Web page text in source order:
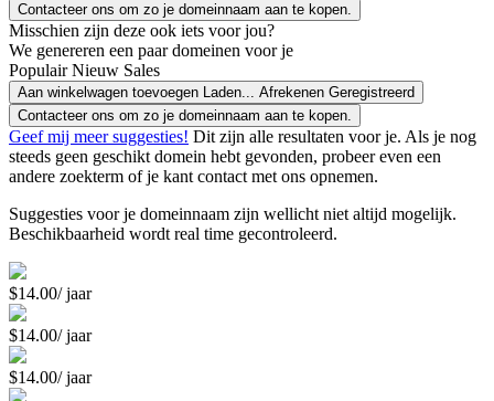
Contacteer ons om zo je domeinnaam aan te kopen.
Misschien zijn deze ook iets voor jou?
We genereren een paar domeinen voor je
Populair Nieuw Sales
Aan winkelwagen toevoegen Laden... Afrekenen Geregistreerd
Contacteer ons om zo je domeinnaam aan te kopen.
Geef mij meer suggesties! Dit zijn alle resultaten voor je. Als je nog
steeds geen geschikt domein hebt gevonden, probeer even een
andere zoekterm of je kant contact met ons opnemen.
Suggesties voor je domeinnaam zijn wellicht niet altijd mogelijk.
Beschikbaarheid wordt real time gecontroleerd.
$14.00/ jaar
$14.00/ jaar
$14.00/ jaar